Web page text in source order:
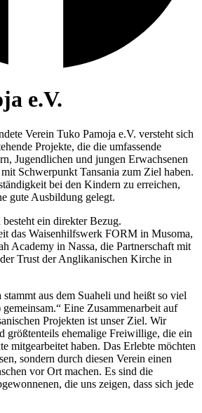
e.V.
Verein Tuko Pamoja e.V. versteht sich
Projekte, die die umfassende
Jugendlichen und jungen Erwachsenen
Schwerpunkt Tansania zum Ziel haben.
bei den Kindern zu erreichen,
gute Ausbildung gelegt.
ein direkter Bezug.
das Waisenhilfswerk FORM in Musoma,
Academy in Nassa, die Partnerschaft mit
Trust der Anglikanischen Kirche in
aus dem Suaheli und heißt so viel
Eine Zusammenarbeit auf
Projekten ist unser Ziel. Wir
größtenteils ehemalige Freiwillige, die ein
mitgearbeitet haben. Das Erlebte möchten
sondern durch diesen Verein einen
vor Ort machen. Es sind die
die uns zeigen, dass sich jede